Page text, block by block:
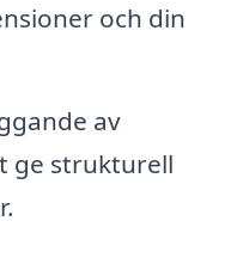
och din
av
ge strukturell